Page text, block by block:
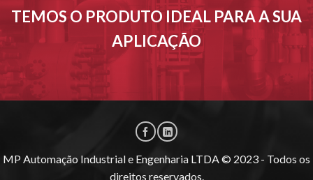
TEMOS O PRODUTO IDEAL PARA A SUA
APLICAÇÃO
MP Automação Industrial e Engenharia LTDA © 2023 - Todos os
direitos reservados.